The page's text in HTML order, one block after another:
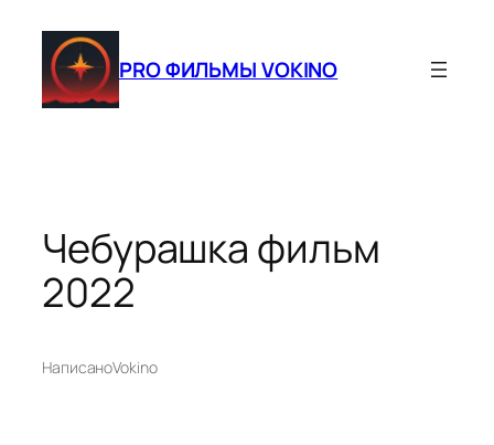
содержимомуPRO ФИЛЬМЫ VOKINO
Чебурашка фильм
2022
НаписаноVokino